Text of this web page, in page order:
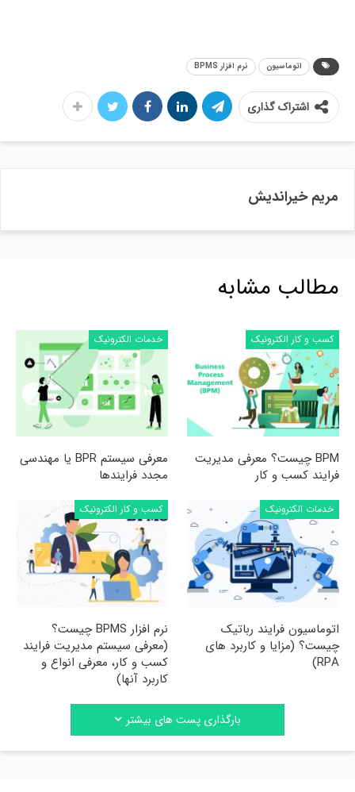
اتوماسیون نرم افزار BPMS
اشتراک گذاری
مریم خیراندیش
مطالب مشابه
کسب و کار الکترونیک
BPM چیست؟ معرفی مدیریت
فرایند کسب و کار
خدمات الکترونیک
معرفی سیستم BPR یا مهندسی
مجدد فرایندها
خدمات الکترونیک
اتوماسیون فرایند رباتیک
چیست؟ (مزایا و کاربرد های
RPA)
کسب و کار الکترونیک
نرم افزار BPMS چیست؟
(معرفی سیستم مدیریت فرایند
کسب و کار، معرفی انواع و
کاربرد آنها)
بارگذاری پست های بیشتر